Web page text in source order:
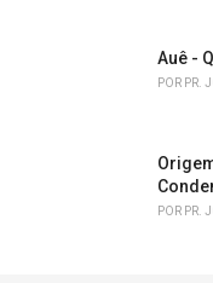
Auê -
POR PR.
POR PR.